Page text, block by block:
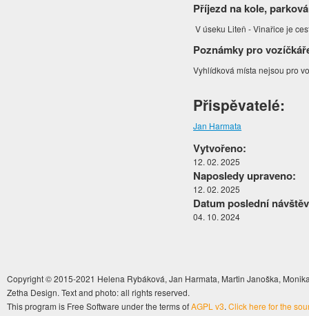
Příjezd na kole,
V úseku Liteň - Vinařice je
Poznámky pro
Vyhlídková místa nejsou pro
Přispěvatelé:
Jan Harmata
Vytvořeno:
12. 02. 2025
Naposledy upraveno:
12. 02. 2025
Datum poslední
04. 10. 2024
Copyright © 2015-2021 Helena Rybáková, Jan Harmata, Martin Janoška,
Zetha Design. Text and photo: all rights reserved.
This program is Free Software under the terms ofAGPL v3. Click here for the